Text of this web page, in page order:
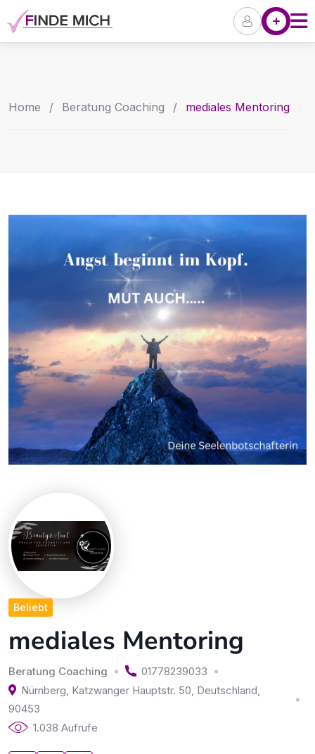
to
content
Angebote
Home / Beratung Coaching / mediales Mentoring
Beliebt
mediales Mentoring
Beratung Coaching
01778239033
Nürnberg, Katzwanger Hauptstr. 50, Deutschland,
90453
1.038 Aufrufe